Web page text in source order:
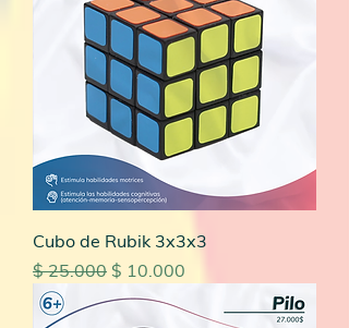
Cubo de Rubik 3x3x3
Precio
$ 25.000 Precio de oferta
$ 10.000